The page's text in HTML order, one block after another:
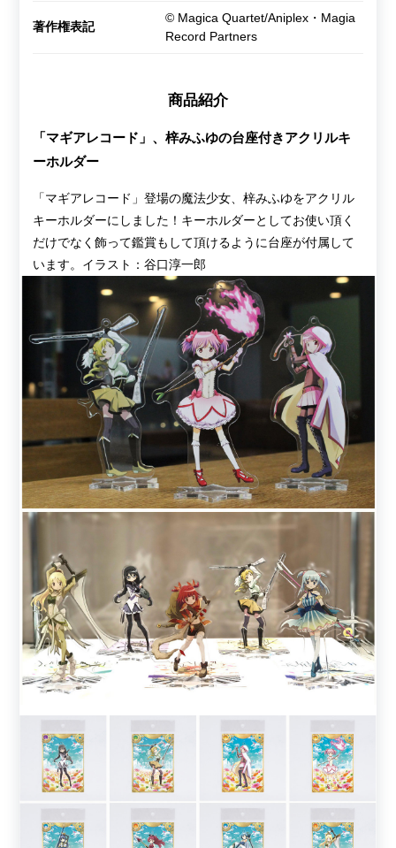
著作権表記
© Magica Quartet/Aniplex・Magia
Record Partners
商品紹介
「マギアレコード」、梓みふゆの台座付きアクリルキ
ーホルダー
「マギアレコード」登場の魔法少女、梓みふゆをアクリル
キーホルダーにしました！キーホルダーとしてお使い頂く
だけでなく飾って鑑賞もして頂けるように台座が付属して
います。イラスト：谷口淳一郎